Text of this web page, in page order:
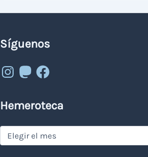
Síguenos
Instagram
MastodonFacebook
Hemeroteca
Hemeroteca